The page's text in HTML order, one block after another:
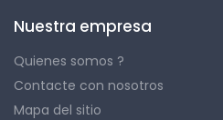
Nuestra empresa
Quienes somos ?
Contacte con nosotros
Mapa del sitio